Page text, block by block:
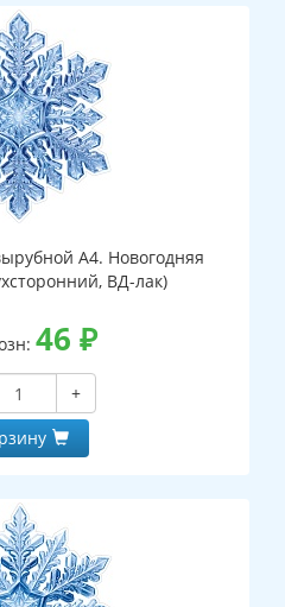
А4. Новогодняя
ВД-лак)
46 ₽
+